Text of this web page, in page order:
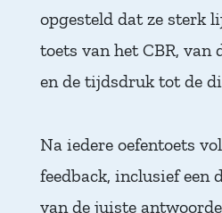
opgesteld dat ze sterk
toets van het CBR, van
en de tijdsdruk tot de
Na iedere oefentoets
feedback, inclusief een
van de juiste